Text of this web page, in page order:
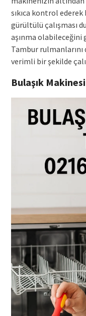
sıkıca kontrol
gürültülü çalışması
aşınma olabileceğini
Tambur
verimli bir şekilde
Bulaşık Makinesi